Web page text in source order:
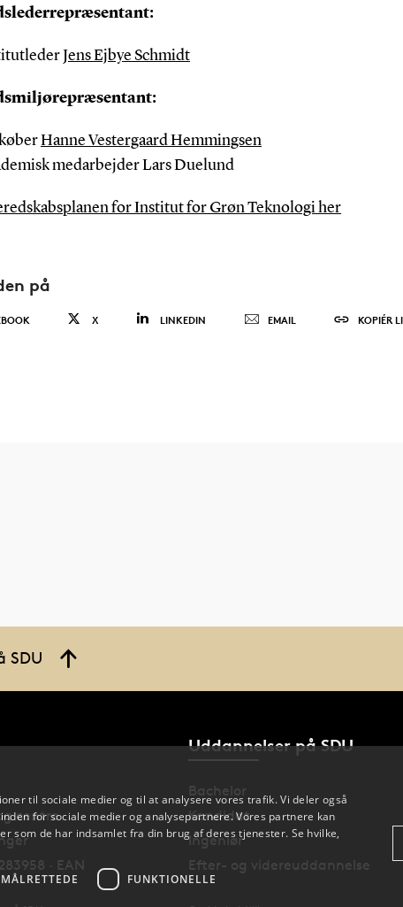
Jens Ejbye Schmidt
Hanne Vestergaard Hemmingsen
medarbejder Lars Duelund
for Institut for Grøn Teknologi her
på
X LINKEDIN EMAIL KOPIÉR
SDU
centre
· EAN
Uddannelser på SDU
Bachelor
Kandidat
Ingeniør
Efter- og videreuddannelse
til sociale medier og til at analysere vores trafik. Vi deler også
for sociale medier og analysepartnere. Vores partnere kan
som de har indsamlet fra din brug af deres tjenester. Se hvilke,
MÅLRETTEDE FUNKTIONELLE